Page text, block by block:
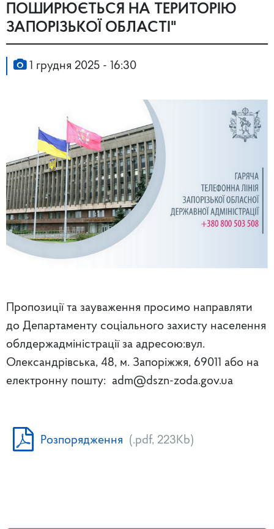
ПОШИРЮЄТЬСЯ НА ТЕРИТОРІЮ
ЗАПОРІЗЬКОЇ ОБЛАСТІ"
1 грудня 2025 - 16:30
Пропозиції та зауваження просимо направляти
до Департаменту соціального захисту населення
облдержадміністрації за адресою:вул.
Олександрівська, 48, м. Запоріжжя, 69011 або на
електронну пошту: adm@dszn-zoda.gov.ua
Розпорядження (.pdf, 223Kb)